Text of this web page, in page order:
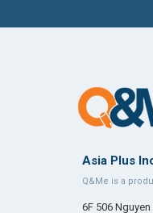
Asia Plus
Q&Me is a
6F 506 Nguyen